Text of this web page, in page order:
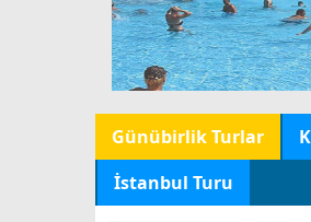
Günübirlik Turlar
İstanbul Turu